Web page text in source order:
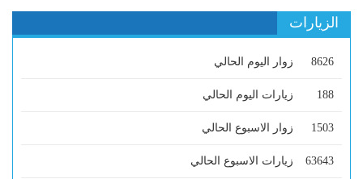
الزيارات
8626 زوار اليوم الحالي
188 زيارات اليوم الحالي
1503 زوار الاسبوع الحالي
63643 زيارات الاسبوع الحالي